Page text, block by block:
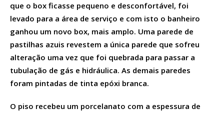
que o box ficasse pequeno e desconfortável, foi
levado para a área de serviço e com isto o banheiro
ganhou um novo box, mais amplo. Uma parede de
pastilhas azuis revestem a única parede que sofreu
alteração uma vez que foi quebrada para passar a
tubulação de gás e hidráulica. As demais paredes
foram pintadas de tinta epóxi branca.
O piso recebeu um porcelanato com a espessura de